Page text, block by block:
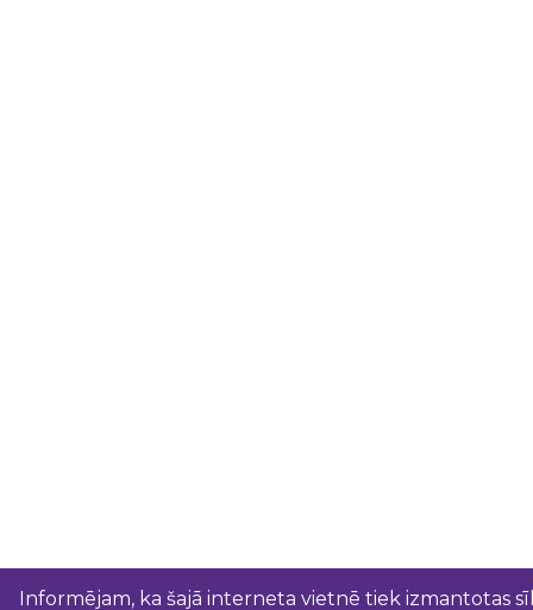
Informējam, ka šajā interneta vietnē tiek izmantotas